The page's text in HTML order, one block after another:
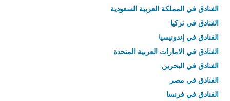
الفنادق في المملكة العربية السعودية
الفنادق في تركيا
الفنادق في إندونيسيا
الفنادق في الامارات العربية المتحدة
الفنادق في البحرين
الفنادق في مصر
الفنادق في فرنسا